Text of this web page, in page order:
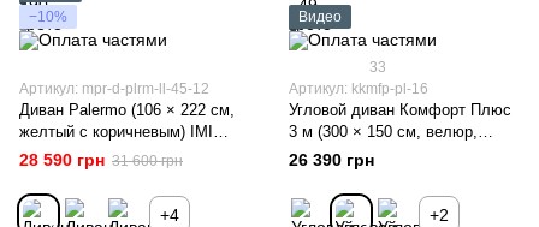
−10%
Артикул: mpr-d-plrm-ll-45-12
Диван Palermo (106 × 222 см,
желтый с коричневым) IMI
Premium
28 590 грн 31 600 грн
+4
Видео
33
Артикул: kkmfp-pl-16
Угловой диван Комфорт Плюс
3 м (300 × 150 см, велюр,
светло-серый) IMI
26 390 грн
+2